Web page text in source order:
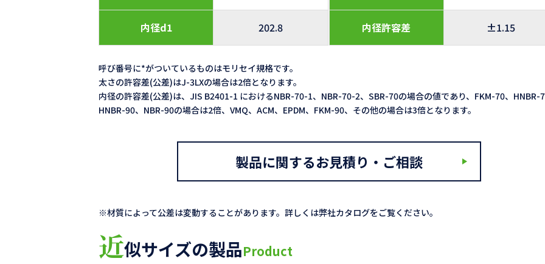
内径d1 202.8 内径許容差 ±1.15
呼び番号に*がついているものはモリセイ規格です。
太さの許容差(公差)はJ-3LXの場合は2倍となります。
内径の許容差(公差)は、JIS B2401-1 におけるNBR-70-1、NBR-70-2、SBR-70の場合の値であり、FKM-70、HNBR-
HNBR-90、NBR-90の場合は2倍、VMQ、ACM、EPDM、FKM-90、その他の場合は3倍となります。
製品に関するお見積り・ご相談
※材質によって公差は変動することがあります。詳しくは弊社カタログをご覧ください。
近似サイズの製品Product